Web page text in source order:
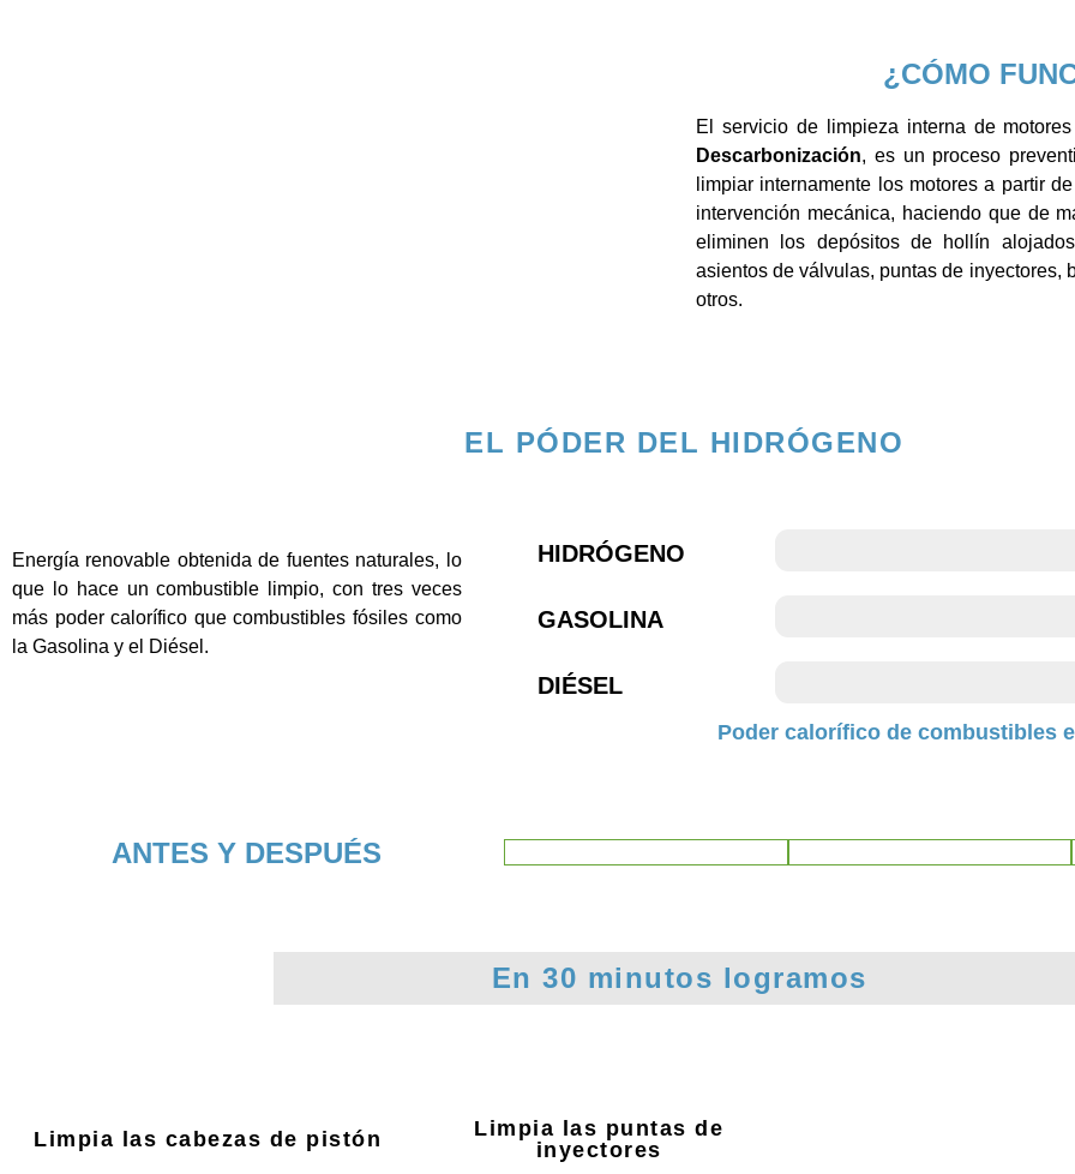
¿CÓMO
El servicio de limpieza interna de
Descarbonización, es un proceso
limpiar internamente los motores a partir
intervención mecánica, haciendo que de
eliminen los depósitos de hollín
asientos de válvulas, puntas de inyectores,
otros.
EL PÓDER DEL HIDRÓGENO
Energía renovable obtenida de fuentes naturales, lo
que lo hace un combustible limpio, con tres veces
más poder calorífico que combustibles fósiles como
la Gasolina y el Diésel.
HIDRÓGENO
GASOLINA
DIÉSEL
Poder calorífico de combustibles
ANTES Y DESPUÉS
En 30 minutos logramos
Limpia las cabezas de pistón
Limpia las puntas de
inyectores